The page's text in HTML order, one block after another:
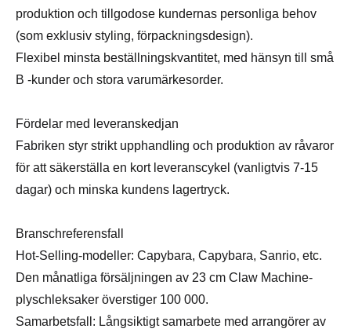
produktion och tillgodose kundernas personliga behov
(som exklusiv styling, förpackningsdesign).
Flexibel minsta beställningskvantitet, med hänsyn till små
B -kunder och stora varumärkesorder.
Fördelar med leveranskedjan
Fabriken styr strikt upphandling och produktion av råvaror
för att säkerställa en kort leveranscykel (vanligtvis 7-15
dagar) och minska kundens lagertryck.
Branschreferensfall
Hot-Selling-modeller: Capybara, Capybara, Sanrio, etc.
Den månatliga försäljningen av 23 cm Claw Machine-
plyschleksaker överstiger 100 000.
Samarbetsfall: Långsiktigt samarbete med arrangörer av